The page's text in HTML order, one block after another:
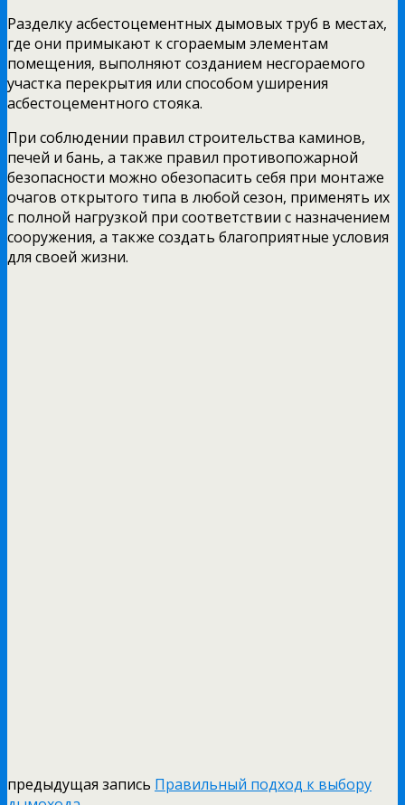
Разделку асбестоцементных дымовых труб в местах,
где они примыкают к сгораемым элементам
помещения, выполняют созданием несгораемого
участка перекрытия или способом уширения
асбестоцементного стояка.
При соблюдении правил строительства каминов,
печей и бань, а также правил противопожарной
безопасности можно обезопасить себя при монтаже
очагов открытого типа в любой сезон, применять их
с полной нагрузкой при соответствии с назначением
сооружения, а также создать благоприятные условия
для своей жизни.
предыдущая запись Правильный подход к выбору